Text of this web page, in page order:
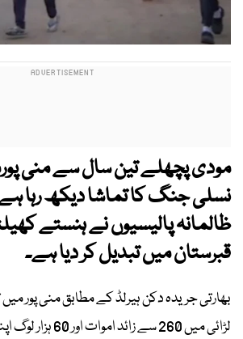
مودی پچھلے تین سال سے منی
نسلی جنگ کا تماشا دیکھ رہا
ظالمانہ پالیسیوں نے ہنستے
قبرستان میں تبدیل کر دیا ہے۔
بھارتی جریدہ دکن ہیرلڈ کے مطابق منی پور
لڑائی میں 260 سے زائد